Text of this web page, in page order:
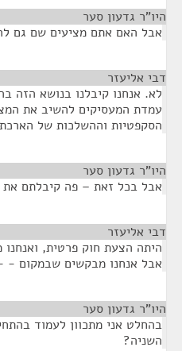
היו"ר גדעון סער
אבל האם אתם מציעים שם גם להאריך
דבי אליעזר
לא. אנחנו קיבלנו בנושא הזה
עמדת המעסיקים להשיב את
הסקפטיות וההשלכות של
היו"ר גדעון סער
אבל בכל זאת – פה קיבלתם את
דבי אליעזר
היתה הצעת חוק פרטית,
אבל אנחנו מבקשים שבמקום - - יהיה
היו"ר גדעון סער
בהחלט אני מתכוון לעמוד
השניה?